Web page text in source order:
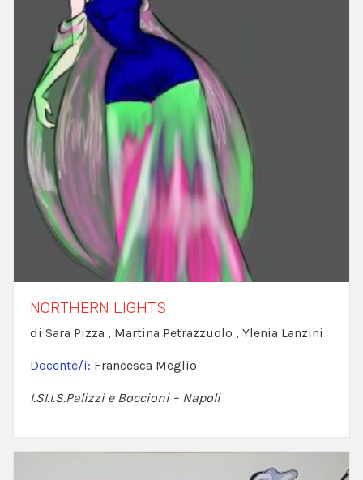
NORTHERN LIGHTS
di Sara Pizza , Martina Petrazzuolo , Ylenia Lanzini
Docente/i: Francesca Meglio
I.SI.I.S.Palizzi e Boccioni – Napoli